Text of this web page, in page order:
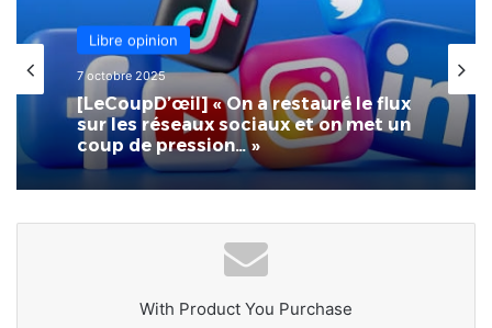
Libre opinion
7 octobre 2025
[LeCoupD’œil] « On a restauré le flux
sur les réseaux sociaux et on met un
coup de pression… »
With Product You Purchase